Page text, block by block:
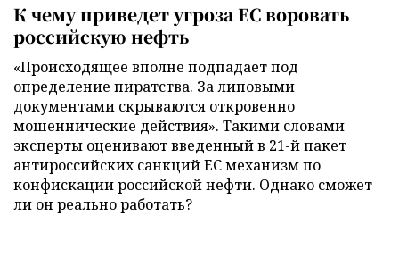
К чему приведет угроза ЕС воровать
российскую нефть
«Происходящее вполне подпадает под
определение пиратства. За липовыми
документами скрываются откровенно
мошеннические действия». Такими словами
эксперты оценивают введенный в 21-й пакет
антироссийских санкций ЕС механизм по
конфискации российской нефти. Однако сможет
ли он реально работать?